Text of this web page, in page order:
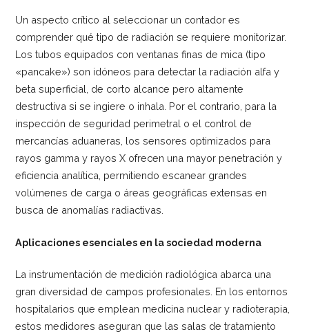
Un aspecto crítico al seleccionar un contador es
comprender qué tipo de radiación se requiere monitorizar.
Los tubos equipados con ventanas finas de mica (tipo
«pancake») son idóneos para detectar la radiación alfa y
beta superficial, de corto alcance pero altamente
destructiva si se ingiere o inhala. Por el contrario, para la
inspección de seguridad perimetral o el control de
mercancías aduaneras, los sensores optimizados para
rayos gamma y rayos X ofrecen una mayor penetración y
eficiencia analítica, permitiendo escanear grandes
volúmenes de carga o áreas geográficas extensas en
busca de anomalías radiactivas.
Aplicaciones esenciales en la sociedad moderna
La instrumentación de medición radiológica abarca una
gran diversidad de campos profesionales. En los entornos
hospitalarios que emplean medicina nuclear y radioterapia,
estos medidores aseguran que las salas de tratamiento